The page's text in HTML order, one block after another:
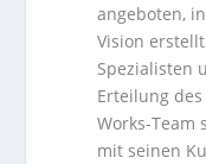
angeboten,
Vision
Spezialisten
Erteilung
Works-Team
mit seinen